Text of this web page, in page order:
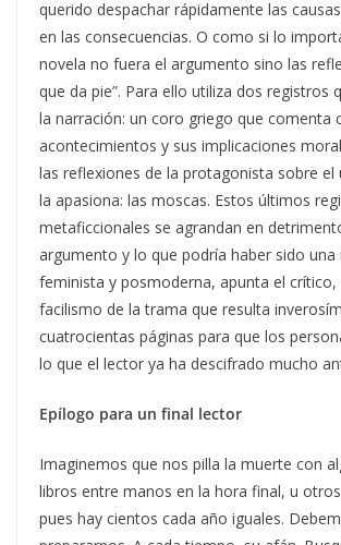
querido despachar rápidamente las
en las consecuencias. O como si lo
novela no fuera el argumento sino las
que da pie”. Para ello utiliza dos registros
la narración: un coro griego que comenta
acontecimientos y sus implicaciones
las reflexiones de la protagonista sobre el
la apasiona: las moscas. Estos últimos
metaficcionales se agrandan en
argumento y lo que podría haber sido una
feminista y posmoderna, apunta el crítico,
facilismo de la trama que resulta
cuatrocientas páginas para que los
lo que el lector ya ha descifrado mucho
Epílogo para un final lector
Imaginemos que nos pilla la muerte con
libros entre manos en la hora final, u
pues hay cientos cada año iguales.